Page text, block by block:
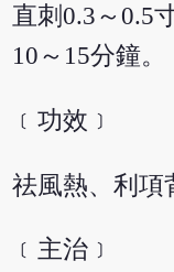
直刺0.3～0.5
10～15分鐘。
﹝功效﹞
祛風熱、利項
﹝主治﹞